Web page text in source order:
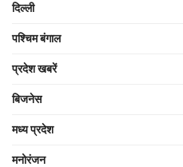
दिल्ली
पश्चिम बंगाल
प्रदेश खबरें
बिजनेस
मध्य प्रदेश
मनोरंजन